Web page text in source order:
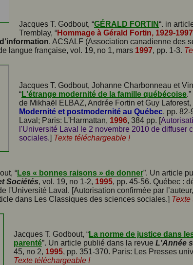
Jacques T. Godbout, “GÉRALD FORTIN“. in
Tremblay, “Hommage à Gérald Fortin, 1929-1997
. ACSALF (Association canadienne des
langue française, vol. 19, no 1, mars 1997, pp. 1-3.
Jacques T. Godbout, Johanne Charbonneau et
“L'étrange modernité de la famille québécoise
de Mikhaël ELBAZ, Andrée Fortin et Guy Laforest,
Modernité et postmodernité au Québec, pp. 82-
Laval; Paris: L'Harmattan, 1996, 384 pp. [
l'Université Laval le 2 novembre 2010 de
sociales.] Texte téléchargeable !
“Les « bonnes raisons » de donner”. Un article
Sociétés, vol. 19, no 1-2, 1995, pp. 45-56. Québec :
l'Université Laval. [Autorisation confirmée par
dans Les Classiques des sciences sociales.] Texte
Jacques T. Godbout, “La norme de justice dans
parenté”. Un article publié dans la revue L'Année
45, no 2, 1995, pp. 351-370. Paris: Les Presses
Texte téléchargeable !